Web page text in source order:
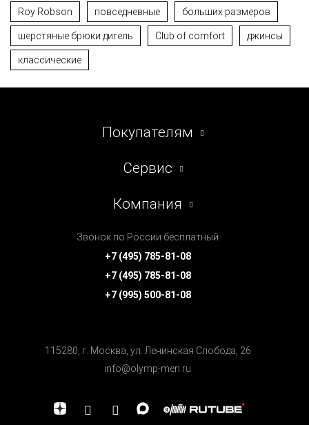
Roy Robson повседневные больших размеров
шерстяные брюки дигель Club of comfort джинсы
классические
Покупателям
Сервис
Компания
Звонок по России бесплатный
+7 (495) 785-81-08
+7 (495) 785-81-08
+7 (995) 500-81-08
115280, г. Москва, ул. Ленинская Cлобода, 26
info@olymp-men.ru